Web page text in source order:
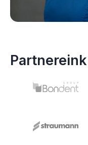
Partnereink